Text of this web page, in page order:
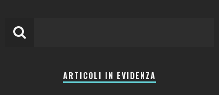
ARTICOLI IN EVIDENZA